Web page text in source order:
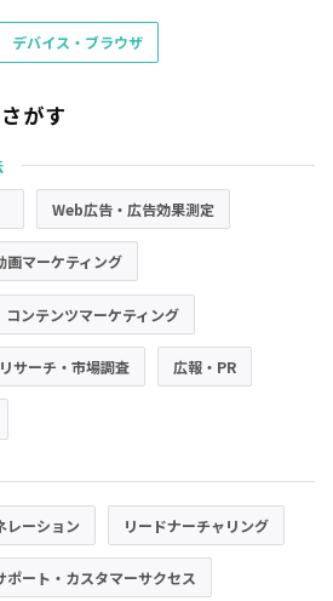
デバイス・ブラウザ
がす
Web広告・広告効果測定
画マーケティング
コンテンツマーケティング
リサーチ・市場調査 広報・PR
レーション リードナーチャリング
ポート・カスタマーサクセス